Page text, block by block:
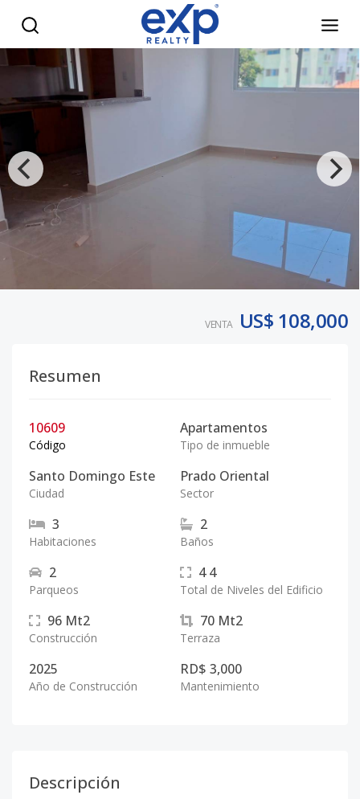
VENTA US$ 108,000
Resumen
10609
Código
Apartamentos
Tipo de inmueble
Santo Domingo Este
Ciudad
Prado Oriental
Sector
3
Habitaciones
2
Baños
2
Parqueos
4 4
Total de Niveles del Edificio
96 Mt2
Construcción
70 Mt2
Terraza
2025
Año de Construcción
RD$ 3,000
Mantenimiento
Descripción
Residencial de Apartamento en prado oriental . Ave.